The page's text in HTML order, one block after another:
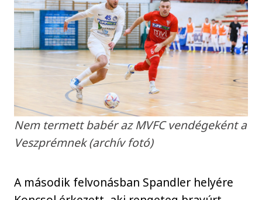
Nem termett babér az MVFC vendégeként a
Veszprémnek (archív fotó)
A második felvonásban Spandler helyére